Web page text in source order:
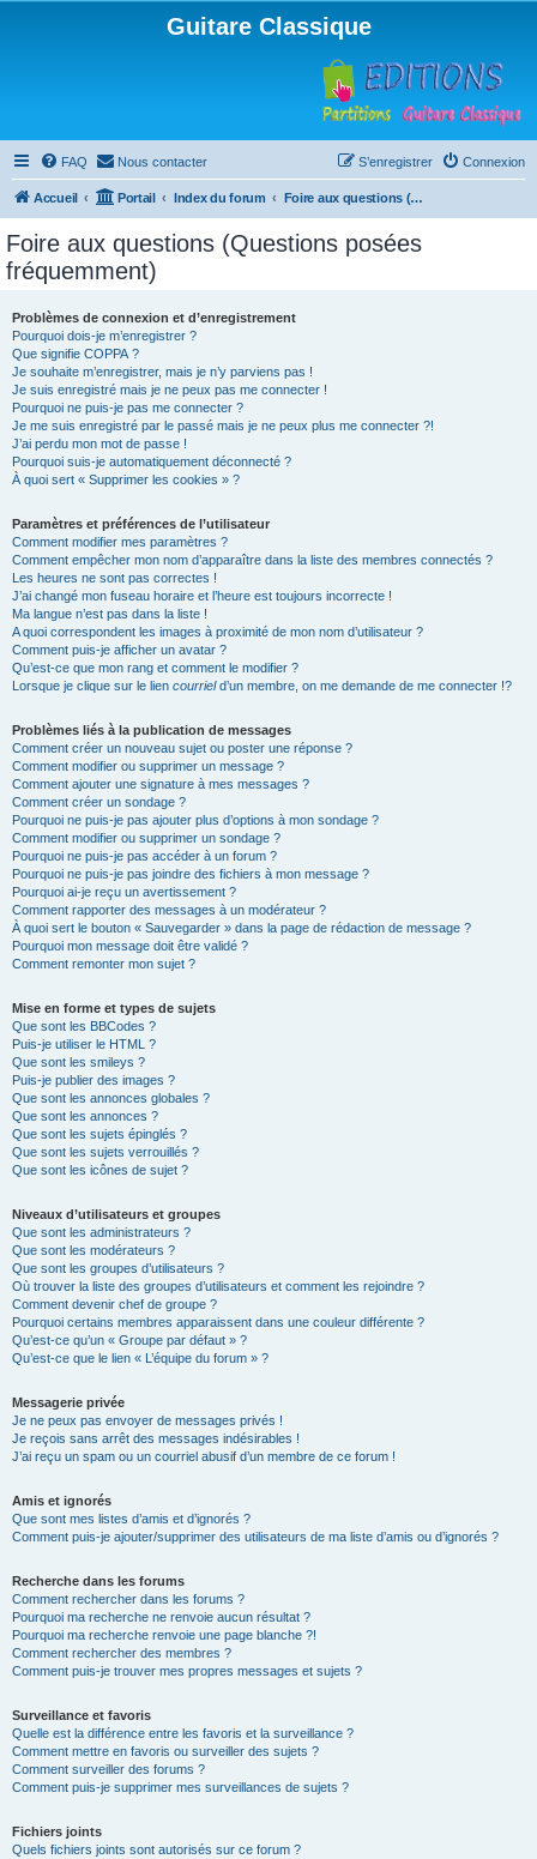
Guitare Classique
FAQ Nous contacter Connexion
S’enregistrer
Accueil Portail Index du forum Foire aux questions (Questions posées fréquemment)
Foire aux questions (Questions posées
fréquemment)
Problèmes de connexion et d’enregistrement
Pourquoi dois-je m’enregistrer ?
Que signifie COPPA ?
Je souhaite m’enregistrer, mais je n’y parviens pas !
Je suis enregistré mais je ne peux pas me connecter !
Pourquoi ne puis-je pas me connecter ?
Je me suis enregistré par le passé mais je ne peux plus me connecter ?!
J’ai perdu mon mot de passe !
Pourquoi suis-je automatiquement déconnecté ?
À quoi sert « Supprimer les cookies » ?
Paramètres et préférences de l’utilisateur
Comment modifier mes paramètres ?
Comment empêcher mon nom d’apparaître dans la liste des membres connectés ?
Les heures ne sont pas correctes !
J’ai changé mon fuseau horaire et l’heure est toujours incorrecte !
Ma langue n’est pas dans la liste !
A quoi correspondent les images à proximité de mon nom d’utilisateur ?
Comment puis-je afficher un avatar ?
Qu’est-ce que mon rang et comment le modifier ?
Lorsque je clique sur le lien courrield’un membre, on me demande de me connecter !?
Problèmes liés à la publication de messages
Comment créer un nouveau sujet ou poster une réponse ?
Comment modifier ou supprimer un message ?
Comment ajouter une signature à mes messages ?
Comment créer un sondage ?
Pourquoi ne puis-je pas ajouter plus d’options à mon sondage ?
Comment modifier ou supprimer un sondage ?
Pourquoi ne puis-je pas accéder à un forum ?
Pourquoi ne puis-je pas joindre des fichiers à mon message ?
Pourquoi ai-je reçu un avertissement ?
Comment rapporter des messages à un modérateur ?
À quoi sert le bouton « Sauvegarder » dans la page de rédaction de message ?
Pourquoi mon message doit être validé ?
Comment remonter mon sujet ?
Mise en forme et types de sujets
Que sont les BBCodes ?
Puis-je utiliser le HTML ?
Que sont les smileys ?
Puis-je publier des images ?
Que sont les annonces globales ?
Que sont les annonces ?
Que sont les sujets épinglés ?
Que sont les sujets verrouillés ?
Que sont les icônes de sujet ?
Niveaux d’utilisateurs et groupes
Que sont les administrateurs ?
Que sont les modérateurs ?
Que sont les groupes d’utilisateurs ?
Où trouver la liste des groupes d’utilisateurs et comment les rejoindre ?
Comment devenir chef de groupe ?
Pourquoi certains membres apparaissent dans une couleur différente ?
Qu’est-ce qu’un « Groupe par défaut » ?
Qu’est-ce que le lien « L’équipe du forum » ?
Messagerie privée
Je ne peux pas envoyer de messages privés !
Je reçois sans arrêt des messages indésirables !
J’ai reçu un spam ou un courriel abusif d’un membre de ce forum !
Amis et ignorés
Que sont mes listes d’amis et d’ignorés ?
Comment puis-je ajouter/supprimer des utilisateurs de ma liste d’amis ou d’ignorés ?
Recherche dans les forums
Comment rechercher dans les forums ?
Pourquoi ma recherche ne renvoie aucun résultat ?
Pourquoi ma recherche renvoie une page blanche ?!
Comment rechercher des membres ?
Comment puis-je trouver mes propres messages et sujets ?
Surveillance et favoris
Quelle est la différence entre les favoris et la surveillance ?
Comment mettre en favoris ou surveiller des sujets ?
Comment surveiller des forums ?
Comment puis-je supprimer mes surveillances de sujets ?
Fichiers joints
Quels fichiers joints sont autorisés sur ce forum ?